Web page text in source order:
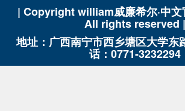
| Copyright william威廉希尔·中文
All rights reserved |
地址：广西南宁市西乡塘区大学东
话：0771-3232294